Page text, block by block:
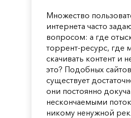
Множество
интернета часто
вопросом: а где
торрент-ресурс, где
скачивать контент и
это? Подобных
существует
они постоянно
нескончаемыми
никому ненужной